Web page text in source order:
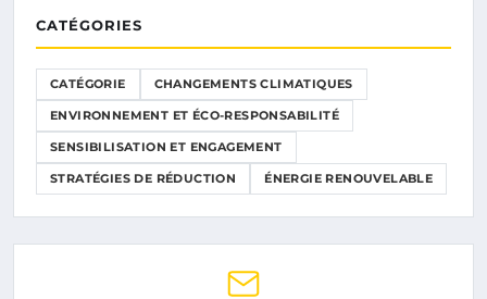
CATÉGORIES
CATÉGORIE CHANGEMENTS CLIMATIQUES
ENVIRONNEMENT ET ÉCO-RESPONSABILITÉ
SENSIBILISATION ET ENGAGEMENT
STRATÉGIES DE RÉDUCTION ÉNERGIE RENOUVELABLE